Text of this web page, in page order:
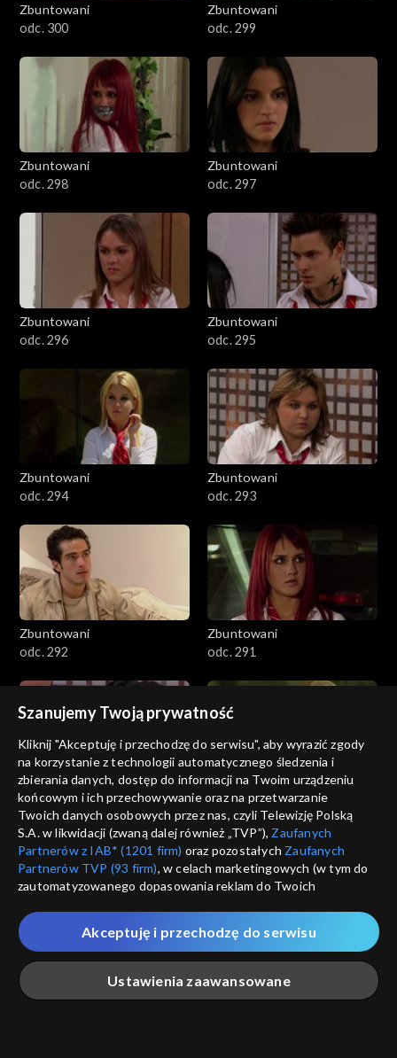
Zbuntowani
odc. 300
Zbuntowani
odc. 299
Zbuntowani
odc. 298
Zbuntowani
odc. 297
Zbuntowani
odc. 296
Zbuntowani
odc. 295
Zbuntowani
odc. 294
Zbuntowani
odc. 293
Zbuntowani
odc. 292
Zbuntowani
odc. 291
Zbuntowani
odc. 290
Zbuntowani
odc. 289
Zbuntowani
odc. 288
Zbuntowani
odc. 287
Szanujemy Twoją prywatność
Kliknij "Akceptuję i przechodzę do serwisu", aby wyrazić zgody
na korzystanie z technologii automatycznego śledzenia i
zbierania danych, dostęp do informacji na Twoim urządzeniu
końcowym i ich przechowywanie oraz na przetwarzanie
Twoich danych osobowych przez nas, czyli Telewizję Polską
S.A. w likwidacji (zwaną dalej również „TVP”), Zaufanych
Partnerów z IAB* (1201 firm) oraz pozostałych Zaufanych
Partnerów TVP (93 firm), w celach marketingowych (w tym do
zautomatyzowanego dopasowania reklam do Twoich
które wskazujemy poniżej, a także zgody na udostępnianie
przez nas identyfikatora PPID do Google.
Twoje dane osobowe zbierane podczas odwiedzania przez
Ciebie naszych
poszczególnych serwisówzwanych dalej
„Portalem”, w tym informacje zapisywane za pomocą
Ustawienia zaawansowane
Akceptuję i przechodzę do serwisu